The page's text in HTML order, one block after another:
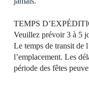
TEMPS
Veuillez prévoir 3 à 5
Le temps de transit de
l’emplacement. Les
période des fêtes